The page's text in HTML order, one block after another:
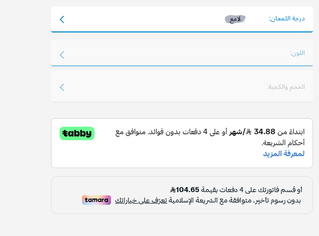
درجة اللمعان: لامع
اللون:
الحجم والكمية: